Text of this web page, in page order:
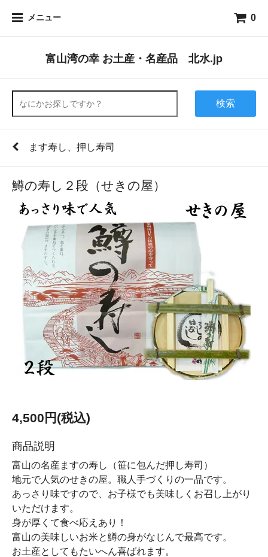
メニュー 0
富山湾の幸 お土産・名産品 北水.jp
検索
ます寿し、押し寿司
鱒の寿し２段（せきの屋）
4,500円(税込)
商品説明
富山の名産ますの寿し（笹に包んだ押し寿司）
地元で人気のせきの屋。職人手づくりの一品です。
あっさり味ですので、お子様でも美味しくお召し上がり
いただけます。
身が厚くて食べ応えあり！
富山の美味しいお米と鱒の身がなじんで最高です。
お土産としてもたいへん喜ばれます。